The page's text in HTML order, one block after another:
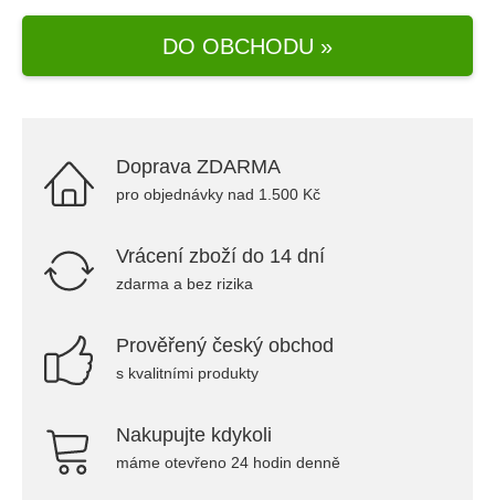
DO OBCHODU »
Doprava ZDARMA
pro objednávky nad 1.500 Kč
Vrácení zboží do 14 dní
zdarma a bez rizika
Prověřený český obchod
s kvalitními produkty
Nakupujte kdykoli
máme otevřeno 24 hodin denně